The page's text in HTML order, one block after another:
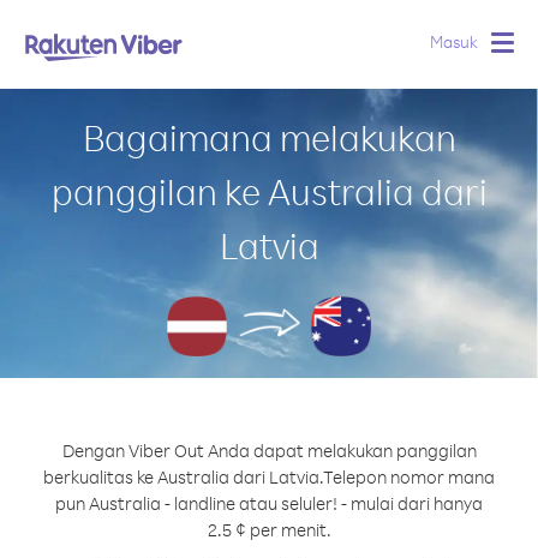
Masuk
Bagaimana melakukan
panggilan ke Australia dari
Latvia
Dengan Viber Out Anda dapat melakukan panggilan
berkualitas ke Australia dari Latvia.Telepon nomor mana
pun Australia - landline atau seluler! - mulai dari hanya
2.5 ¢ per menit.